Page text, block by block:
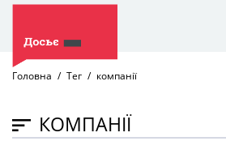
Головна Тег компанії
КОМПАНІЇ